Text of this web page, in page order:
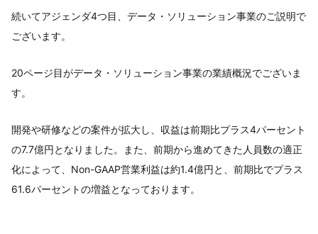
続いてアジェンダ4つ目、データ・ソリューション事業のご説明で
ございます。
20ページ目がデータ・ソリューション事業の業績概況でございま
す。
開発や研修などの案件が拡大し、収益は前期比プラス4パーセント
の7.7億円となりました。また、前期から進めてきた人員数の適正
化によって、Non-GAAP営業利益は約1.4億円と、前期比でプラス
61.6パーセントの増益となっております。